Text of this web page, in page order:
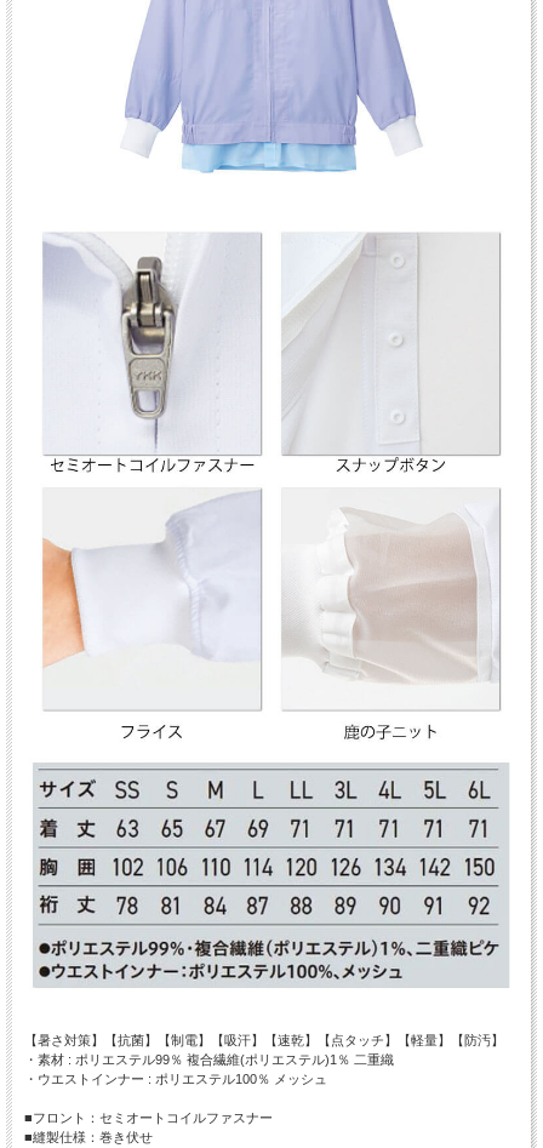
【暑さ対策】【抗菌】【制電】【吸汗】【速乾】【点タッチ】【軽量】【防汚】
・素材 : ポリエステル99％ 複合繊維(ポリエステル)1％ 二重織
・ウエストインナー : ポリエステル100％ メッシュ
■フロント：セミオートコイルファスナー
■縫製仕様：巻き伏せ